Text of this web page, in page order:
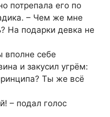
потрепала его по
– Чем же мне
На подарки девка не
вполне себе
и закусил угрём:
Ты же всё
– подал голос